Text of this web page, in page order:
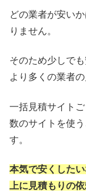
どの業者が安い
りません。
そのため少しで
より多くの業者
一括見積サイト
数のサイトを使
す。
本気で安くした
上に見積もりの